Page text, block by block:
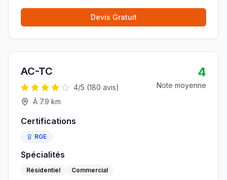
Devis Gratuit
AC-TC
4/5 (180 avis)
À 7.9 km
4
Note moyenne
Certifications
RGE
Spécialités
Résidentiel Commercial